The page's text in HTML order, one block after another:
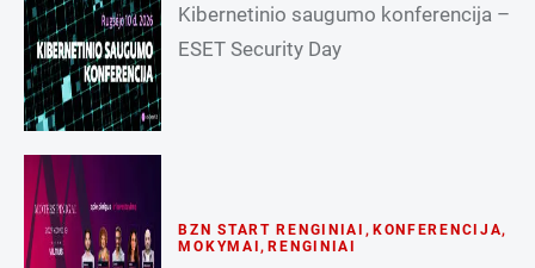
Kibernetinio saugumo konferencija –
ESET Security Day
BZN START RENGINIAI , KONFERENCIJA,
MOKYMAI ,RENGINIAI